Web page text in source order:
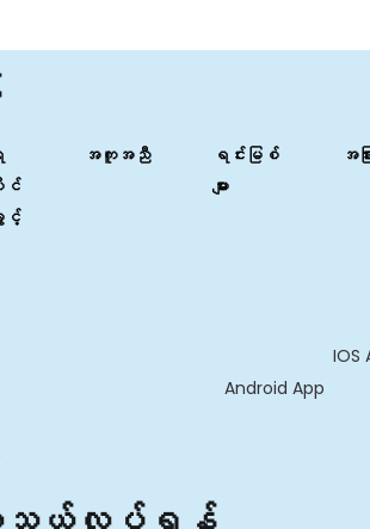
င်
င့်
အကူအညီ
ရင်းမြစ်
များ
အခြ